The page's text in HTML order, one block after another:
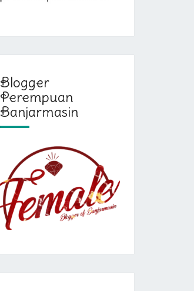
Blogger
Perempuan
Banjarmasin